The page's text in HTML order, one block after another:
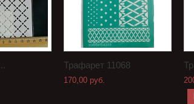
Трафарет 11068
170,00 руб.